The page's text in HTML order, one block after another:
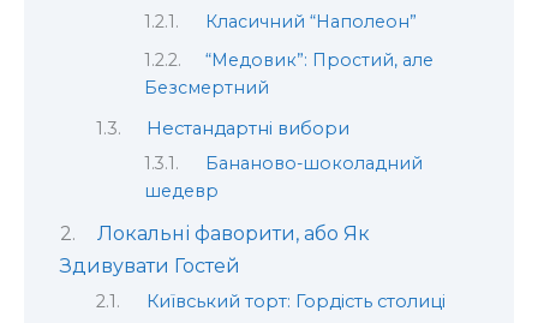
Класичний “Наполеон”
“Медовик”: Простий, але
Безсмертний
Нестандартні вибори
Бананово-шоколадний
шедевр
Локальні фаворити, або Як
Здивувати Гостей
Київський торт: Гордість столиці